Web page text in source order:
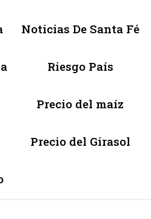
Noticias De Santa Fé
Riesgo País
Precio del maíz
Precio del Girasol